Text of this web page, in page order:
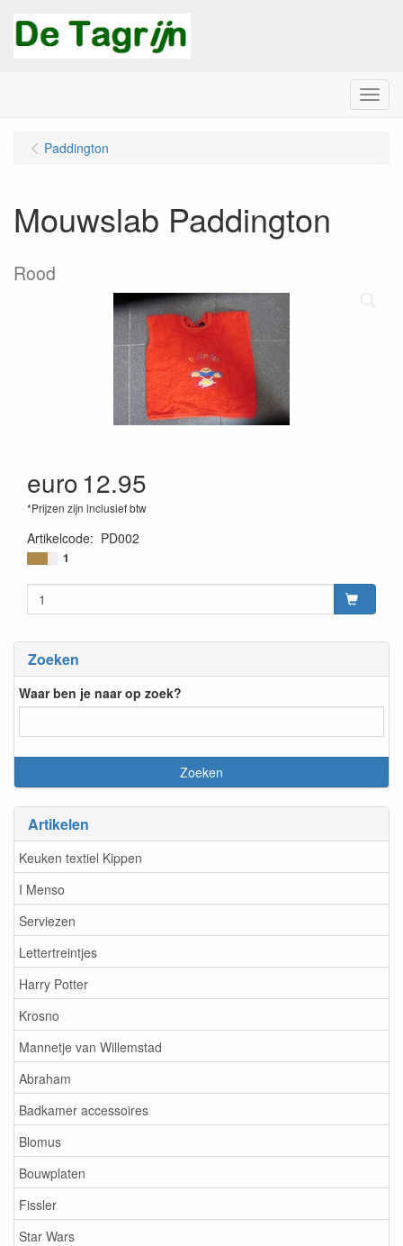
Menu
Zoeken
Waar ben je naar op zoek?
Artikelen
Keuken textiel Kippen
I Menso
Serviezen
Lettertreintjes
Harry Potter
Krosno
Mannetje van Willemstad
Abraham
Badkamer accessoires
Blomus
Bouwplaten
Fissler
Star Wars
Paddington
Mouwslab Paddington
Rood
euro12.95
*Prijzen zijn inclusief btw
Artikelcode: PD002
1